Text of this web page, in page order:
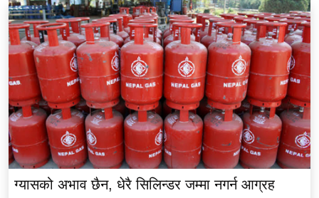
ग्यासको अभाव छैन, धेरै सिलिन्डर जम्मा नगर्न आग्रह